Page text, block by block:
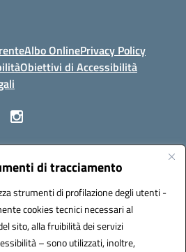
di tracciamento
strumenti di profilazione degli utenti -
cookies tecnici necessari al
sito, alla fruibilità dei servizi
– sono utilizzati, inoltre,
Albo OnlinePrivacy Policy
Obiettivi di Accessibilità
MONOPOLI (BA)
batf26000r@pec.istruzione.it